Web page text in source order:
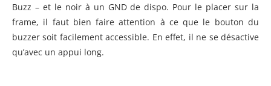
Buzz – et le noir à un GND de dispo. Pour le placer sur la
frame, il faut bien faire attention à ce que le bouton du
buzzer soit facilement accessible. En effet, il ne se désactive
qu’avec un appui long.